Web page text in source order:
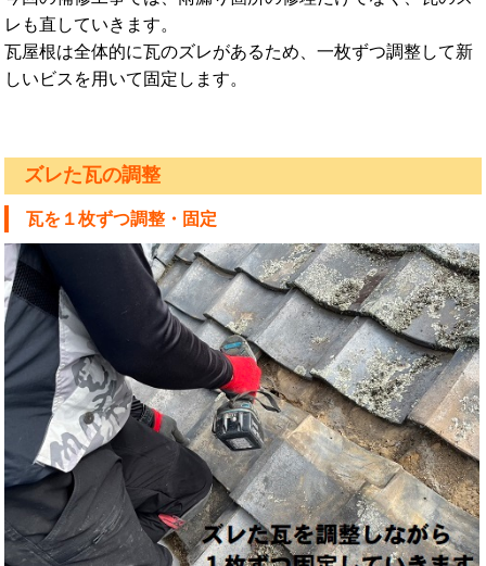
レも直していきます。
瓦屋根は全体的に瓦のズレがあるため、一枚ずつ調整して新
しいビスを用いて固定します。
ズレた瓦の調整
瓦を１枚ずつ調整・固定